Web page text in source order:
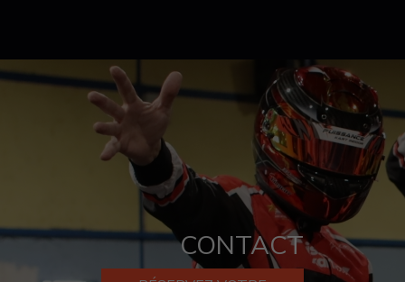
CONTACT